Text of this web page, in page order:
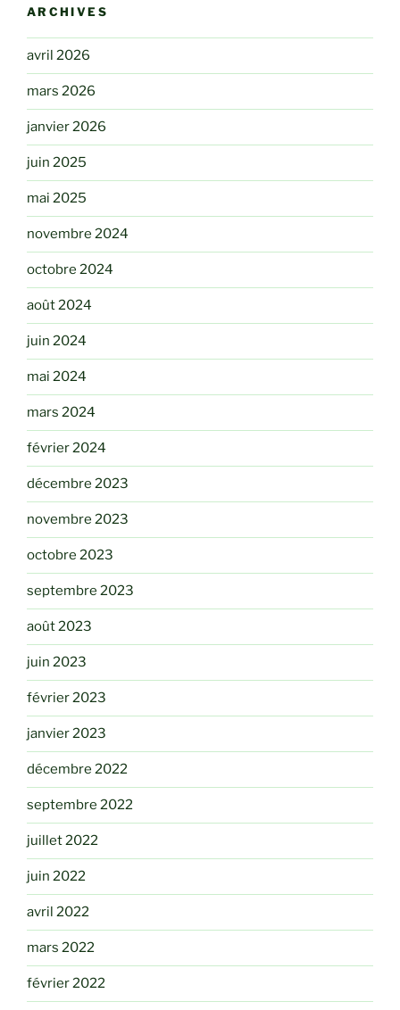
ARCHIVES
avril 2026
mars 2026
janvier 2026
juin 2025
mai 2025
novembre 2024
octobre 2024
août 2024
juin 2024
mai 2024
mars 2024
février 2024
décembre 2023
novembre 2023
octobre 2023
septembre 2023
août 2023
juin 2023
février 2023
janvier 2023
décembre 2022
septembre 2022
juillet 2022
juin 2022
avril 2022
mars 2022
février 2022